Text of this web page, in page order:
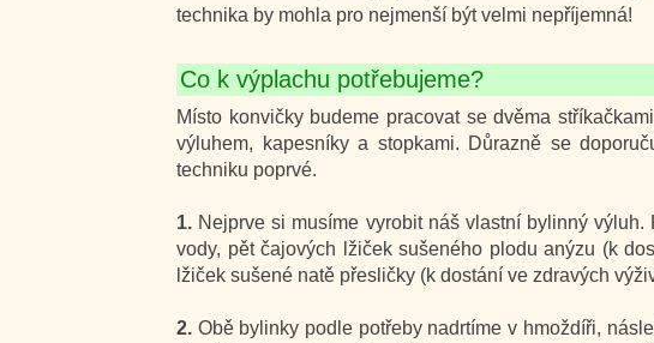
technika by mohla pro nejmenší být velmi nepříjemná!
Co k výplachu potřebujeme?
Místo konvičky budeme pracovat se dvěma
výluhem, kapesníky a stopkami. Důrazně se
techniku poprvé.
1. Nejprve si musíme vyrobit náš vlastní bylinný
vody, pět čajových lžiček sušeného plodu anýzu (k
lžiček sušené natě přesličky (k dostání ve zdravých
2. Obě bylinky podle potřeby nadrtíme v hmoždíři,